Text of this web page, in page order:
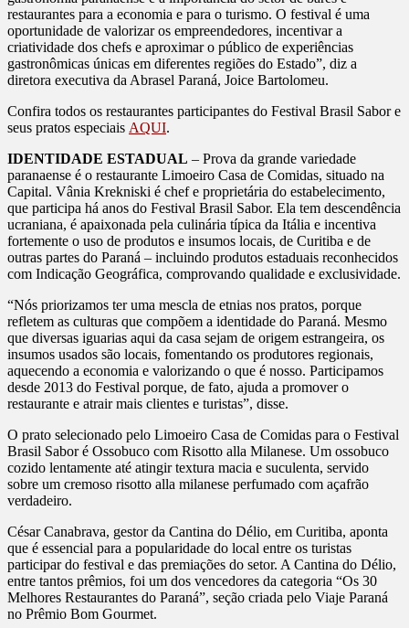
restaurantes para a economia e para o turismo. O festival é uma
oportunidade de valorizar os empreendedores, incentivar a
criatividade dos chefs e aproximar o público de experiências
gastronômicas únicas em diferentes regiões do Estado”, diz a
diretora executiva da Abrasel Paraná, Joice Bartolomeu.
Confira todos os restaurantes participantes do Festival Brasil Sabor e
seus pratos especiais AQUI.
IDENTIDADE ESTADUAL – Prova da grande variedade
paranaense é o restaurante Limoeiro Casa de Comidas, situado na
Capital. Vânia Krekniski é chef e proprietária do estabelecimento,
que participa há anos do Festival Brasil Sabor. Ela tem descendência
ucraniana, é apaixonada pela culinária típica da Itália e incentiva
fortemente o uso de produtos e insumos locais, de Curitiba e de
outras partes do Paraná – incluindo produtos estaduais reconhecidos
com Indicação Geográfica, comprovando qualidade e exclusividade.
“Nós priorizamos ter uma mescla de etnias nos pratos, porque
refletem as culturas que compõem a identidade do Paraná. Mesmo
que diversas iguarias aqui da casa sejam de origem estrangeira, os
insumos usados são locais, fomentando os produtores regionais,
aquecendo a economia e valorizando o que é nosso. Participamos
desde 2013 do Festival porque, de fato, ajuda a promover o
restaurante e atrair mais clientes e turistas”, disse.
O prato selecionado pelo Limoeiro Casa de Comidas para o Festival
Brasil Sabor é Ossobuco com Risotto alla Milanese. Um ossobuco
cozido lentamente até atingir textura macia e suculenta, servido
sobre um cremoso risotto alla milanese perfumado com açafrão
verdadeiro.
César Canabrava, gestor da Cantina do Délio, em Curitiba, aponta
que é essencial para a popularidade do local entre os turistas
participar do festival e das premiações do setor. A Cantina do Délio,
entre tantos prêmios, foi um dos vencedores da categoria “Os 30
Melhores Restaurantes do Paraná”, seção criada pelo Viaje Paraná
no Prêmio Bom Gourmet.